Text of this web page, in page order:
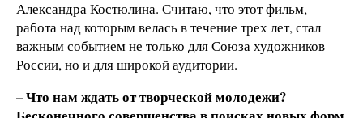
Александра Костюлина. Считаю, что этот фильм,
работа над которым велась в течение трех лет, стал
важным событием не только для Союза художников
России, но и для широкой аудитории.
– Что нам ждать от творческой молодежи?